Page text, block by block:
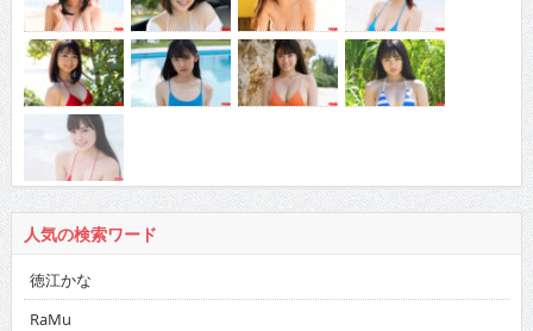
人気の検索ワード
徳江かな
RaMu